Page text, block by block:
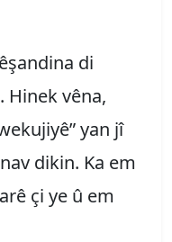
di
Hinek vêna,
yan jî
dikin. Ka em
çi ye û em